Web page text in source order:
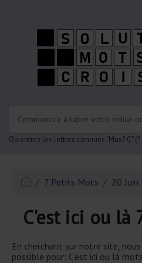
.
Ou entrez les lettres connues "Mus? C"
7 Petits Mots 20
C'est ici ou là
En cherchant sur notre site,
possible pour: C'est ici ou là